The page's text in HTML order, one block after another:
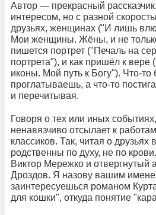
Автор — прекрасный
интересом, но с разной
друзьях, женщинах ("И лишь
Мои женщины. Жёны, и не
пишется портрет ("Печаль на
портрета"), и как пришёл к вере
иконы. Мой путь к Богу"). Что-то
проглатываешь, а что-то
и перечитывая.
Говоря о тех или иных
ненавязчиво отсылает к
классиков. Так, читая о друзьях
родственны по духу, не по
Виктор Мережко и отвергнутый
Дроздов. Я назову вашим
заинтересуешься романом
для кошки", откуда понятие